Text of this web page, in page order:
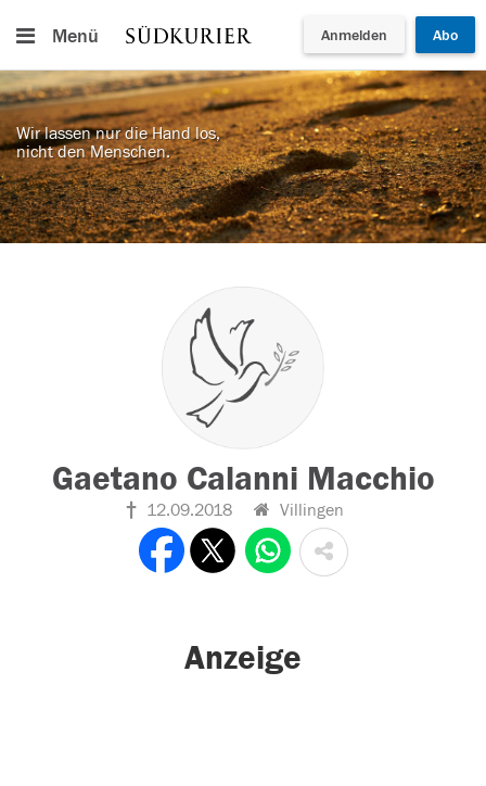
Menü Anmelden Abo
Wir lassen nur die Hand los,
nicht den Menschen.
Gaetano Calanni Macchio
12.09.2018 Villingen
Anzeige